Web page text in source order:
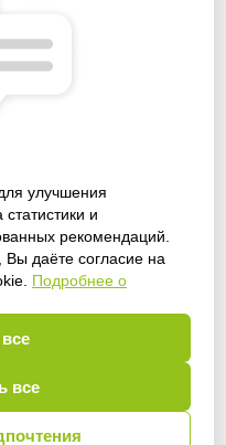
улучшения
и
рекомендаций.
даёте согласие на
Подробнее о
все